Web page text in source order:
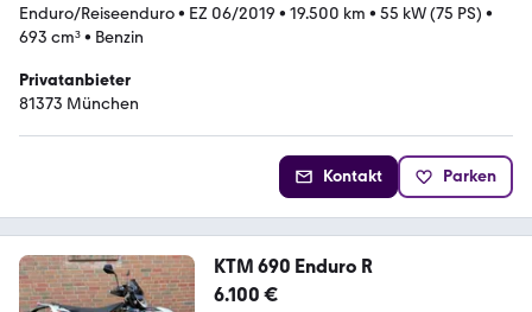
Enduro/Reiseenduro• EZ 06/2019 • 19.500 km • 55 kW (75 PS) •
693 cm³• Benzin
Privatanbieter
81373 München
Kontakt Parken
KTM 690 Enduro R
6.100 €